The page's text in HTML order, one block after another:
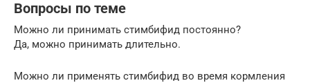
Вопросы по теме
Можно ли принимать стимбифид постоянно?
Да, можно принимать длительно.
Можно ли применять стимбифид во время кормления